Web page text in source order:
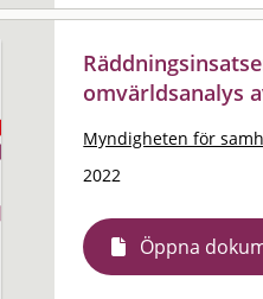
omvärldsanalys
Myndigheten för
2022
Öppna